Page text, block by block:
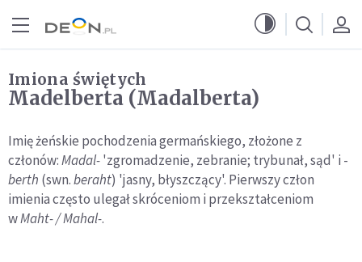
Imiona świętych
Madelberta (Madalberta)
Imię żeńskie pochodzenia germańskiego, złożone z
członów:Madal-'zgromadzenie, zebranie; trybunał, sąd' i -
berth (swn.beraht) 'jasny, błyszczący'. Pierwszy człon
imienia często ulegał skróceniom i przekształceniom
wMaht- / Mahal-.